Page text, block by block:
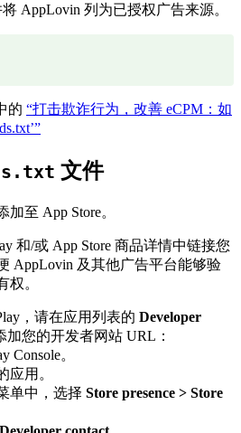
AppLovin 列为已授权广告来源。
的 “打击欺诈行为，改善 eCPM：如
文件
至 App Store。
和/或 App Store 商品详情中链接您
AppLovin 及其他广告平台能够验
权。
，请在应用列表的 Developer
加您的开发者网站 URL：
Console。
应用。
单中，选择 Store presence > Store